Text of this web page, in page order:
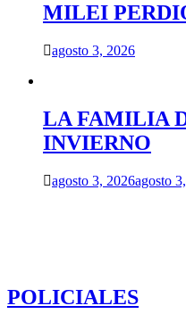
MILEI
agosto 3, 2026
LA FAMILIA
INVIERNO
agosto 3, 2026agosto
POLICIALES